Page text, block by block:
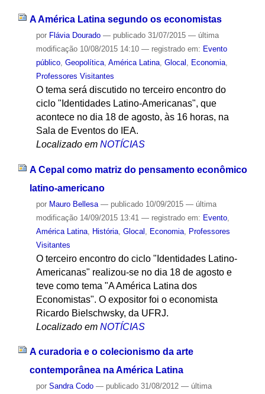
A América Latina segundo os economistas
por Flávia Dourado — publicado31/07/2015 — última
modificação10/08/2015 14:10 — registrado em: Evento
público, Geopolítica, América Latina, Glocal Economia,
Professores Visitantes
O tema será discutido no terceiro encontro do
ciclo "Identidades Latino-Americanas", que
acontece no dia 18 de agosto, às 16 horas, na
Sala de Eventos do IEA.
Localizado em NOTÍCIAS
A Cepal como matriz do pensamento econômico
latino-americano
por Mauro Bellesa — publicado10/09/2015 — última
modificação14/09/2015 13:41 — registrado em: Evento,
América Latina, História, Glocal Economia, Professores
Visitantes
O terceiro encontro do ciclo "Identidades Latino-
Americanas" realizou-se no dia 18 de agosto e
teve como tema "A América Latina dos
Economistas". O expositor foi o economista
Ricardo Bielschwsky, da UFRJ.
Localizado em NOTÍCIAS
A curadoria e o colecionismo da arte
contemporânea na América Latina
por Sandra Codo — publicado31/08/2012 — última